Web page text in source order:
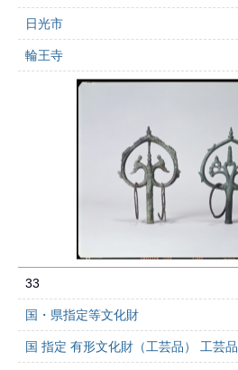
日光市
輪王寺
33
国・県指定等文化財
国 指定 有形文化財（工芸品） 工芸品